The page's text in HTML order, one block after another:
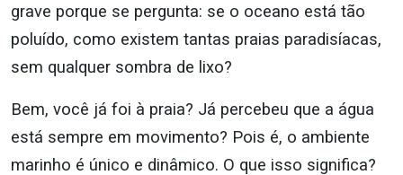
grave porque se pergunta: se o oceano está tão
poluído, como existem tantas praias paradisíacas,
sem qualquer sombra de lixo?
Bem, você já foi à praia? Já percebeu que a água
está sempre em movimento? Pois é, o ambiente
marinho é único e dinâmico. O que isso significa?